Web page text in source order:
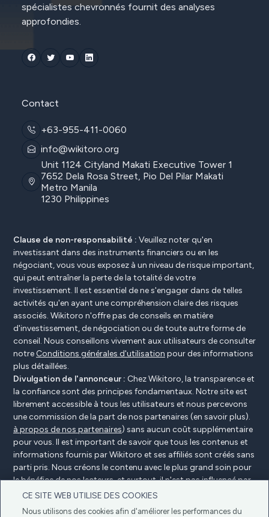
CE SITE WEB UTILISE DES COOKIES
Nous utilisons des cookies afin d'améliorer les performances du
spécialistes chevronnés fournit des analyses
approfondies.
Contact
+63-955-411-0060
info@wikitoro.org
Unit 1124 Cityland Makati Executive Tower 1
7652 Dela Rosa Street, Pio Del Pilar Makati
Metro Manila
1230 Philippines
Clause de non-responsabilité : Veuillez noter qu'en
investissant dans des instruments financiers ou en les
négociant, vous vous exposez à un niveau de risque important,
qui peut entraîner la perte de la totalité de votre
investissement. Il est essentiel de ne s'engager dans de telles
activités qu'en ayant une compréhension claire des risques
associés. Wikitoro n'offre pas de conseils en matière
d'investissement, de négociation ou de toute autre forme de
conseil. Nous conseillons vivement aux utilisateurs de consulter
notre Conditions générales d'utilisation pour des informations
plus détaillées.
Divulgation de l'annonceur : Chez Wikitoro, la transparence et
la confiance sont des principes fondamentaux. Notre site est
librement accessible à tous les utilisateurs et nous percevons
une commission de la part de nos partenaires (en savoir plus).
à propos de nos partenaires) sans aucun coût supplémentaire
pour vous. Il est important de savoir que tous les contenus et
informations fournis par Wikitoro et ses affiliés sont créés sans
parti pris. Nous créons le contenu avec le plus grand soin pour
le bénéfice de nos lecteurs, et surtout, il n'est pas influencé par
des accords de compensation avec nos partenaires.